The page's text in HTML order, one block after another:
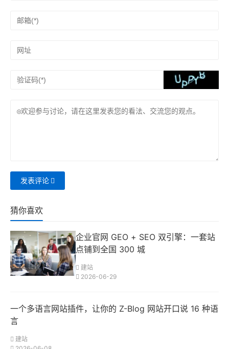
发表评论
猜你喜欢
企业官网 GEO + SEO 双引擎：一套站
点铺到全国 300 城
建站
2026-06-29
一个多语言网站插件，让你的 Z-Blog 网站开口说 16 种语
言
建站